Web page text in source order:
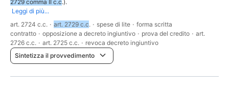
2729 comma II c.c.).
Leggi di più...
art. 2724 c.c. · art. 2729 c.c. · spese di lite · forma scritta
contratto · opposizione a decreto ingiuntivo · prova del credito · art.
2726 c.c. · art. 2725 c.c. · revoca decreto ingiuntivo
Sintetizza il provvedimento